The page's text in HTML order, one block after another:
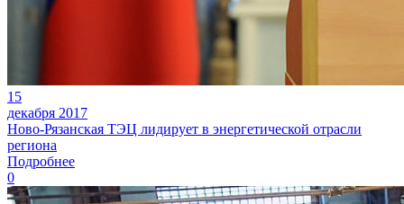
15
декабря 2017
Ново-Рязанская ТЭЦ лидирует в энергетической отрасли
региона
Подробнее
0